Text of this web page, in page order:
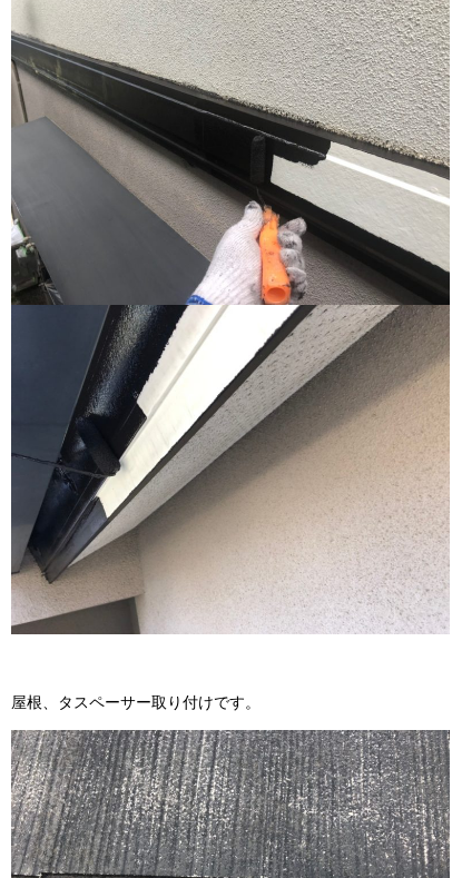
屋根、タスペーサー取り付けです。